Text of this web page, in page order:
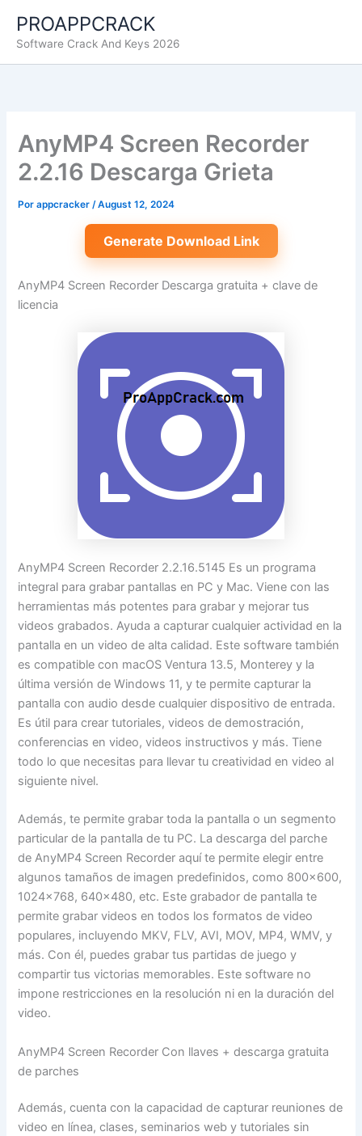
contenido
PROAPPCRACK
Software Crack And Keys 2026
AnyMP4 Screen Recorder
2.2.16 Descarga Grieta
Porappcracker/August 12, 2024
Generate Download Link
AnyMP4 Screen Recorder Descarga gratuita + clave de
licencia
AnyMP4 Screen Recorder 2.2.16.5145 Es un programa
integral para grabar pantallas en PC y Mac. Viene con las
herramientas más potentes para grabar y mejorar tus
videos grabados. Ayuda a capturar cualquier actividad en la
pantalla en un video de alta calidad. Este software también
es compatible con macOS Ventura 13.5, Monterey y la
última versión de Windows 11, y te permite capturar la
pantalla con audio desde cualquier dispositivo de entrada.
Es útil para crear tutoriales, videos de demostración,
conferencias en video, videos instructivos y más. Tiene
todo lo que necesitas para llevar tu creatividad en video al
siguiente nivel.
Además, te permite grabar toda la pantalla o un segmento
particular de la pantalla de tu PC. La descarga del parche
de AnyMP4 Screen Recorder aquí te permite elegir entre
algunos tamaños de imagen predefinidos, como 800×600,
1024×768, 640×480, etc. Este grabador de pantalla te
permite grabar videos en todos los formatos de video
populares, incluyendo MKV, FLV, AVI, MOV, MP4, WMV, y
más. Con él, puedes grabar tus partidas de juego y
compartir tus victorias memorables. Este software no
impone restricciones en la resolución ni en la duración del
video.
AnyMP4 Screen Recorder Con llaves + descarga gratuita
de parches
Además, cuenta con la capacidad de capturar reuniones de
video en línea, clases, seminarios web y tutoriales sin